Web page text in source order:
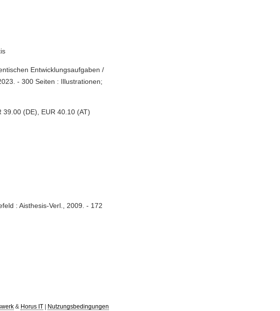
Entwicklungsaufgaben /
- 300 Seiten : Illustrationen;
(DE), EUR 40.10 (AT)
: Aisthesis-Verl., 2009. - 172
& Horus IT| Nutzungsbedingungen